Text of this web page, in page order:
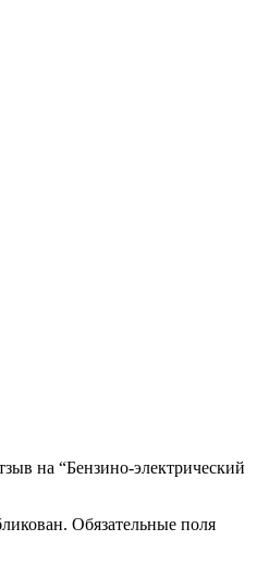
на “Бензино-электрический
Обязательные поля